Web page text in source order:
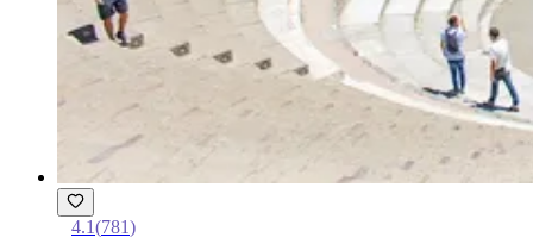
4.1(781)